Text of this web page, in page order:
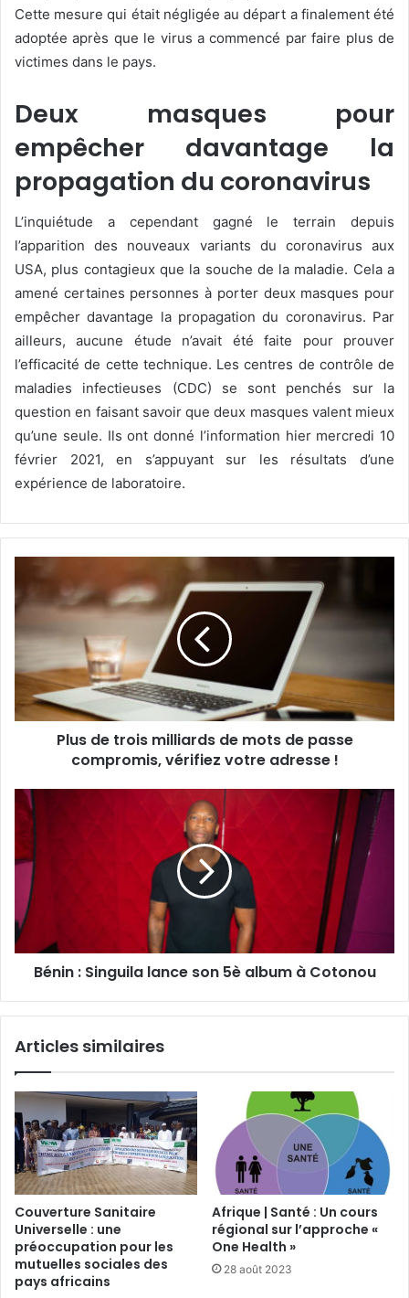
Cette mesure qui était négligée au départ a finalement été
adoptée après que le virus a commencé par faire plus de
victimes dans le pays.
Deux masques pour
empêcher davantage la
propagation du coronavirus
L’inquiétude a cependant gagné le terrain depuis
l’apparition des nouveaux variants du coronavirus aux
USA, plus contagieux que la souche de la maladie. Cela a
amené certaines personnes à porter deux masques pour
empêcher davantage la propagation du coronavirus. Par
ailleurs, aucune étude n’avait été faite pour prouver
l’efficacité de cette technique. Les centres de contrôle de
maladies infectieuses (CDC) se sont penchés sur la
question en faisant savoir que deux masques valent mieux
qu’une seule. Ils ont donné l’information hier mercredi 10
février 2021, en s’appuyant sur les résultats d’une
expérience de laboratoire.
Plus de trois milliards de mots de passe
compromis, vérifiez votre adresse !
Bénin : Singuila lance son 5è album à Cotonou
Articles similaires
Couverture Sanitaire
Universelle : une
préoccupation pour les
mutuelles sociales des
pays africains
Afrique | Santé : Un cours
régional sur l’approche «
One Health »
28 août 2023